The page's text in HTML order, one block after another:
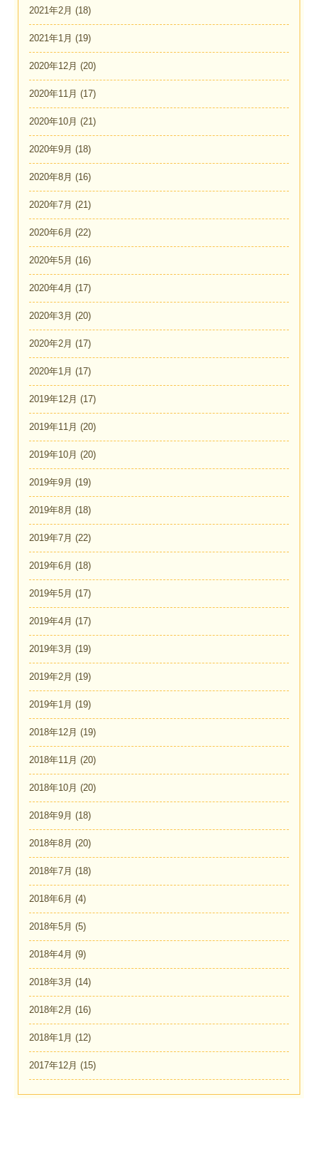
2021年2月 (18)
2021年1月 (19)
2020年12月 (20)
2020年11月 (17)
2020年10月 (21)
2020年9月 (18)
2020年8月 (16)
2020年7月 (21)
2020年6月 (22)
2020年5月 (16)
2020年4月 (17)
2020年3月 (20)
2020年2月 (17)
2020年1月 (17)
2019年12月 (17)
2019年11月 (20)
2019年10月 (20)
2019年9月 (19)
2019年8月 (18)
2019年7月 (22)
2019年6月 (18)
2019年5月 (17)
2019年4月 (17)
2019年3月 (19)
2019年2月 (19)
2019年1月 (19)
2018年12月 (19)
2018年11月 (20)
2018年10月 (20)
2018年9月 (18)
2018年8月 (20)
2018年7月 (18)
2018年6月 (4)
2018年5月 (5)
2018年4月 (9)
2018年3月 (14)
2018年2月 (16)
2018年1月 (12)
2017年12月 (15)